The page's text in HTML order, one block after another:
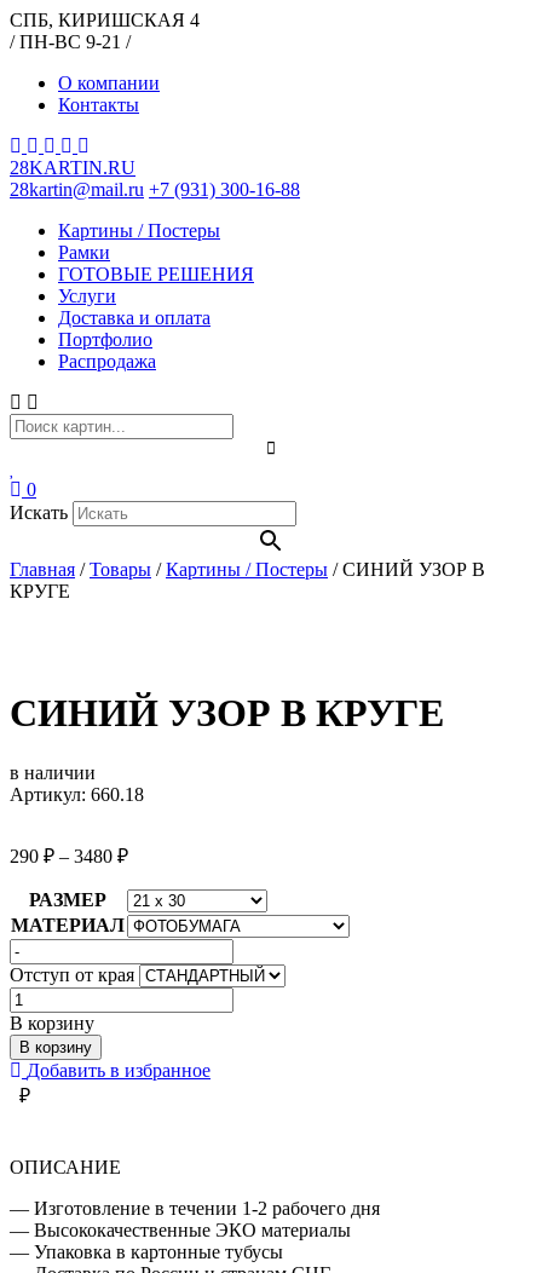
СПБ, КИРИШСКАЯ 4
/ ПН-ВС 9-21 /
О компании
Контакты
28KARTIN.RU
28kartin@mail.ru +7 (931) 300-16-88
Картины / Постеры
Рамки
ГОТОВЫЕ РЕШЕНИЯ
Услуги
Доставка и оплата
Портфолио
Распродажа
0
Искать
Главная /Товары /Картины / Постеры /СИНИЙ УЗОР В
КРУГЕ
СИНИЙ УЗОР В КРУГЕ
в наличии
Артикул: 660.18
290 ₽ – 3480 ₽
РАЗМЕР
МАТЕРИАЛ
Отступ от края
Количество
товара
СИНИЙ
УЗОР
В
КРУГЕ
В корзину
В корзину
Добавить в избранное
₽
ОПИСАНИЕ
— Изготовление в течении 1-2 рабочего дня
— Высококачественные ЭКО материалы
— Упаковка в картонные тубусы